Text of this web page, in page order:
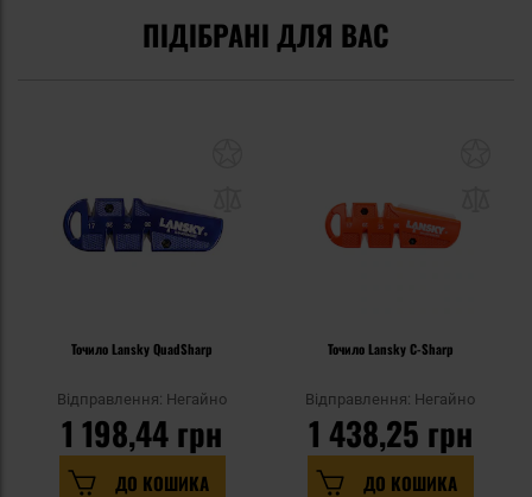
ПІДІБРАНІ ДЛЯ ВАС
Точило Lansky QuadSharp
Відправлення: Негайно
1 198,44 грн
ДО КОШИКА
Точило Lansky C-Sharp
Відправлення: Негайно
1 438,25 грн
ДО КОШИКА